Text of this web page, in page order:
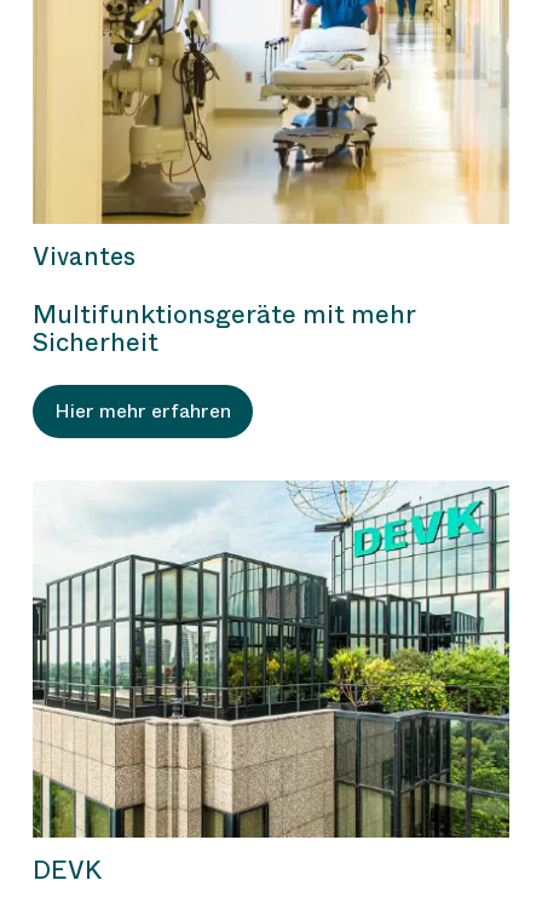
Vivantes
Multifunktionsgeräte mit mehr
Sicherheit
Hier mehr erfahren
DEVK